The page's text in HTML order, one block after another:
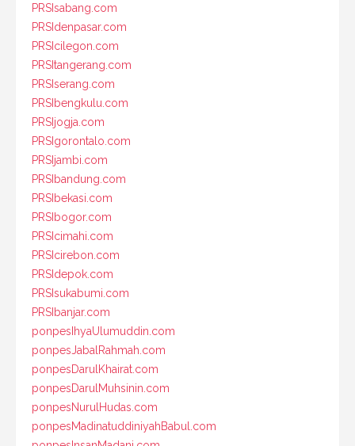
PRSIsabang.com
PRSIdenpasar.com
PRSIcilegon.com
PRSItangerang.com
PRSIserang.com
PRSIbengkulu.com
PRSIjogja.com
PRSIgorontalo.com
PRSIjambi.com
PRSIbandung.com
PRSIbekasi.com
PRSIbogor.com
PRSIcimahi.com
PRSIcirebon.com
PRSIdepok.com
PRSIsukabumi.com
PRSIbanjar.com
ponpesIhyaUlumuddin.com
ponpesJabalRahmah.com
ponpesDarulKhairat.com
ponpesDarulMuhsinin.com
ponpesNurulHudas.com
ponpesMadinatuddiniyahBabul.com